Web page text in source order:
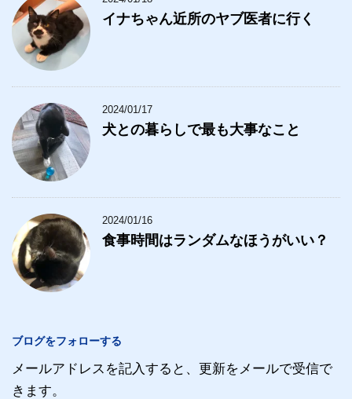
イナちゃん近所のヤブ医者に行く
2024/01/17
犬との暮らしで最も大事なこと
2024/01/16
食事時間はランダムなほうがいい？
ブログをフォローする
メールアドレスを記入すると、更新をメールで受信で
きます。